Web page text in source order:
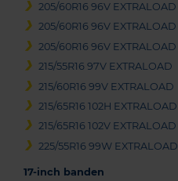
205/60R16 96V EXTRALOAD
205/60R16 96V EXTRALOAD
205/60R16 96V EXTRALOAD
215/55R16 97V EXTRALOAD
215/60R16 99V EXTRALOAD
215/65R16 102H EXTRALOAD
215/65R16 102V EXTRALOAD
225/55R16 99W EXTRALOAD
17-inch banden